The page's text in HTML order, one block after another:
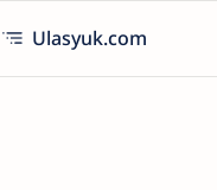
Ulasyuk.com